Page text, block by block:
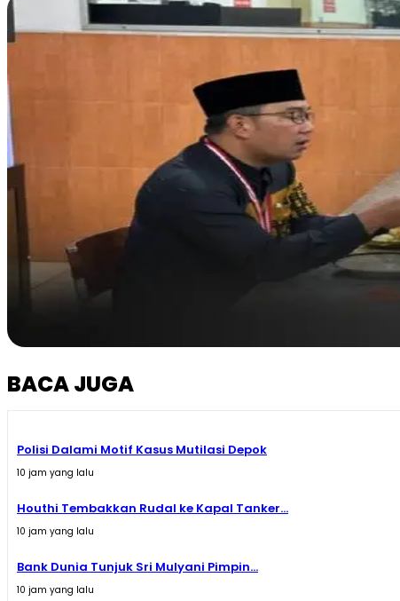
BACA JUGA
Polisi Dalami Motif Kasus Mutilasi Depok
10 jam yang lalu
Houthi Tembakkan Rudal ke Kapal Tanker...
10 jam yang lalu
Bank Dunia Tunjuk Sri Mulyani Pimpin...
10 jam yang lalu